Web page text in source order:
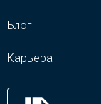
Блог
Карьера